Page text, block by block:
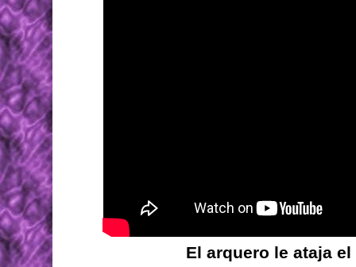
El arquero le ataja